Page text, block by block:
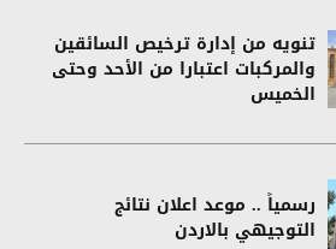
تنويه من إدارة ترخيص السائقين
والمركبات اعتبارا من الأحد وحتى
الخميس
رسمياً .. موعد اعلان نتائج
التوجيهي بالاردن